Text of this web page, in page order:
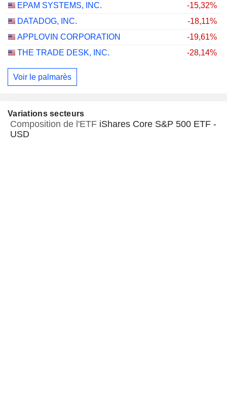
EPAM SYSTEMS, INC.
-15,32%
DATADOG, INC.
-18,11%
APPLOVIN CORPORATION
-19,61%
THE TRADE DESK, INC.
-28,14%
Voir le palmarès
Variations secteurs
Composition de l'ETF iShares Core S&P 500 ETF -
USD